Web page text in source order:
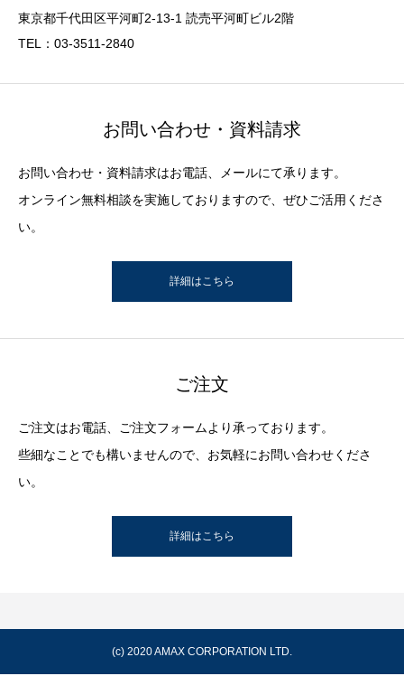
東京都千代田区平河町2-13-1 読売平河町ビル2階
TEL：03-3511-2840
お問い合わせ・資料請求
お問い合わせ・資料請求はお電話、メールにて承ります。
オンライン無料相談を実施しておりますので、ぜひご活用くださ
い。
詳細はこちら
ご注文
ご注文はお電話、ご注文フォームより承っております。
些細なことでも構いませんので、お気軽にお問い合わせくださ
い。
詳細はこちら
(c) 2020AMAX CORPORATION LTD.